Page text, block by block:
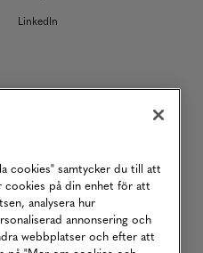
LinkedIn
cookies" samtycker du till att
cookies på din enhet för att
analysera hur
annonsering och
webbplatser och efter att